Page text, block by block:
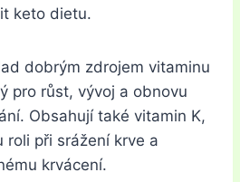
keto dietu.
dobrým zdrojem vitaminu
pro růst, vývoj a obnovu
Obsahují také vitamin K,
roli při srážení krve a
krvácení.